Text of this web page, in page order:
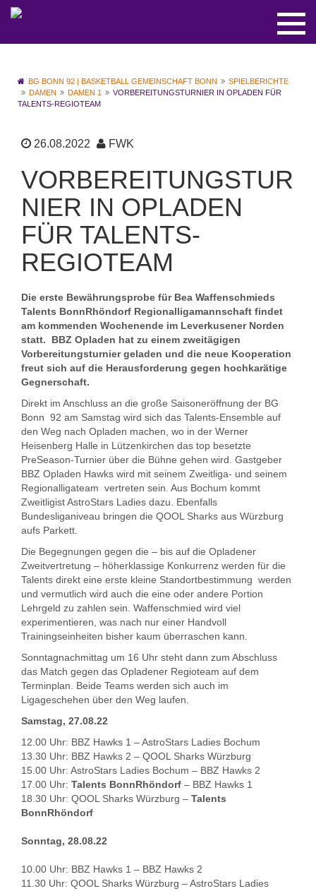
BG BONN 92 | BASKETBALL GEMEINSCHAFT BONN
SPIELBERICHTE
DAMEN
DAMEN 1
VORBEREITUNGSTURNIER IN OPLADEN FÜR
TALENTS-REGIOTEAM
26.08.2022 FWK
VORBEREITUNGSTUR
NIER IN OPLADEN
FÜR TALENTS-
REGIOTEAM
Die erste Bewährungsprobe für Bea Waffenschmieds
Talents BonnRhöndorf Regionalligamannschaft findet
am kommenden Wochenende im Leverkusener Norden
statt. BBZ Opladen hat zu einem zweitägigen
Vorbereitungsturnier geladen und die neue Kooperation
freut sich auf die Herausforderung gegen hochkarätige
Gegnerschaft.
Direkt im Anschluss an die große Saisoneröffnung der BG
Bonn 92 am Samstag wird sich das Talents-Ensemble auf
den Weg nach Opladen machen, wo in der Werner
Heisenberg Halle in Lützenkirchen das top besetzte
PreSeason-Turnier über die Bühne gehen wird. Gastgeber
BBZ Opladen Hawks wird mit seinem Zweitliga- und seinem
Regionalligateam vertreten sein. Aus Bochum kommt
Zweitligist AstroStars Ladies dazu. Ebenfalls
Bundesliganiveau bringen die QOOL Sharks aus Würzburg
aufs Parkett.
Die Begegnungen gegen die – bis auf die Opladener
Zweitvertretung – höherklassige Konkurrenz werden für die
Talents direkt eine erste kleine Standortbestimmung werden
und vermutlich wird auch die eine oder andere Portion
Lehrgeld zu zahlen sein. Waffenschmied wird viel
experimentieren, was nach nur einer Handvoll
Trainingseinheiten bisher kaum überraschen kann.
Sonntagnachmittag um 16 Uhr steht dann zum Abschluss
das Match gegen das Opladener Regioteam auf dem
Terminplan. Beide Teams werden sich auch im
Ligageschehen über den Weg laufen.
Samstag, 27.08.22
12.00 Uhr: BBZ Hawks 1 – AstroStars Ladies Bochum
13.30 Uhr: BBZ Hawks 2 – QOOL Sharks Würzburg
15.00 Uhr: AstroStars Ladies Bochum – BBZ Hawks 2
17.00 Uhr: Talents BonnRhöndorf – BBZ Hawks 1
18.30 Uhr: QOOL Sharks Würzburg – Talents
BonnRhöndorf
Sonntag, 28.08.22
10.00 Uhr: BBZ Hawks 1 – BBZ Hawks 2
11.30 Uhr: QOOL Sharks Würzburg – AstroStars Ladies